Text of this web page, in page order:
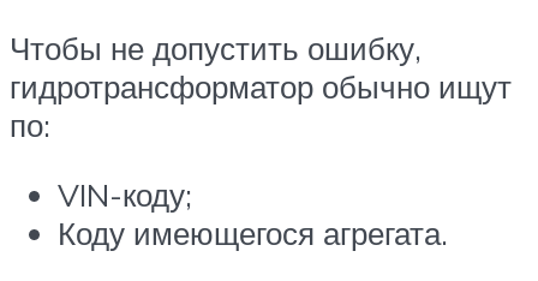
Чтобы не допустить ошибку,
гидротрансформатор обычно ищут
по:
VIN-коду;
Коду имеющегося агрегата.